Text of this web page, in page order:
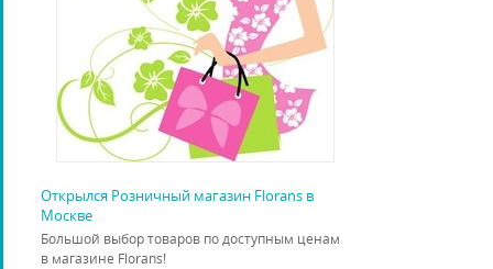
Открылся Розничный магазин Florans в
Москве
Большой выбор товаров по доступным ценам
в магазине Florans!